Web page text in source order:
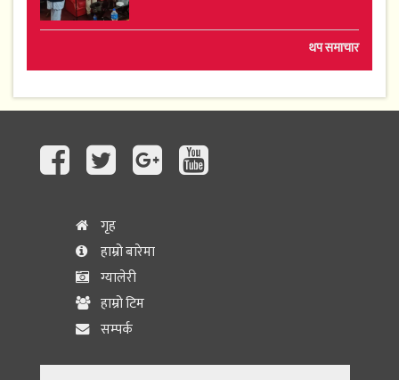
थप समाचार
गृह
हाम्रो बारेमा
ग्यालेरी
हाम्रो टिम
सम्पर्क